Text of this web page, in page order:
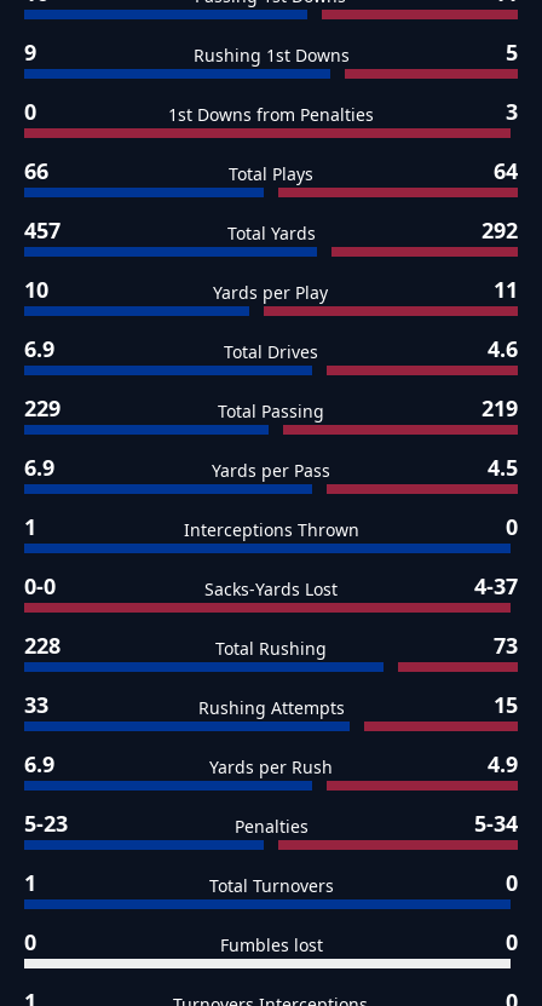
9 Rushing 1st Downs 5
0 1st Downs from Penalties 3
66 Total Plays 64
457 Total Yards 292
10 Yards per Play 11
6.9 Total Drives 4.6
229 Total Passing 219
6.9 Yards per Pass 4.5
1 Interceptions Thrown 0
0-0 Sacks-Yards Lost 4-37
228 Total Rushing 73
33 Rushing Attempts 15
6.9 Yards per Rush 4.9
5-23 Penalties 5-34
1 Total Turnovers 0
0 Fumbles lost 0